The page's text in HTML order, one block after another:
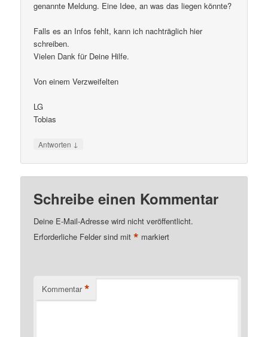
genannte Meldung. Eine Idee, an was das liegen könnte?
Falls es an Infos fehlt, kann ich nachträglich hier
schreiben.
Vielen Dank für Deine Hilfe.
Von einem Verzweifelten
LG
Tobias
Antworten ↓
Schreibe einen Kommentar
Deine E-Mail-Adresse wird nicht veröffentlicht.
Erforderliche Felder sind mit* markiert
Kommentar *